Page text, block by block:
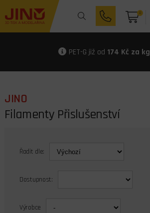
0
PET-G již od 174 Kč za kg
JINO
Filamenty Přislušenství
Řadit dle:
Dostupnost:
Výrobce